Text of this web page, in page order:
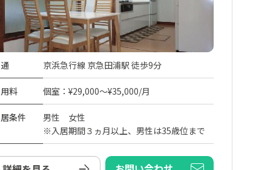
京浜急行線 京急田浦駅 徒歩9分
料 個室：¥29,000～¥35,000/月
条件
男性 女性
※入居期間３ヵ月以上、男性は35歳位まで